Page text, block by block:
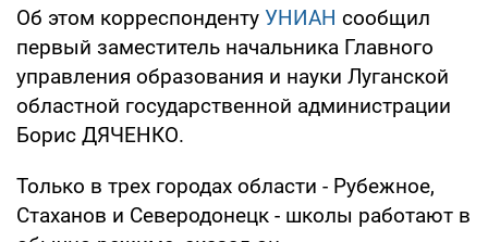
Об этом корреспонденту УНИАН сообщил
первый заместитель начальника Главного
управления образования и науки Луганской
областной государственной администрации
Борис ДЯЧЕНКО.
Только в трех городах области - Рубежное,
Стаханов и Северодонецк - школы работают в